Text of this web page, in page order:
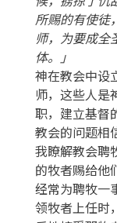
所赐的有使徒
师，为要成全
体。」
神在教会中设
师，这些人是
职，建立基督
教会的问题相
我瞭解教会聘
的牧者赐给他
经常为聘牧一
领牧者上任时